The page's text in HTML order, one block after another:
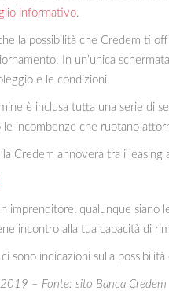
informativo.
la possibilità che Credem ti
In un’unica
e le condizioni.
è inclusa tutta una serie di
incombenze che ruotano
Credem annovera tra i leasing
imprenditore, qualunque siano
incontro alla tua capacità di
sono indicazioni sulla
– Fonte: sito Banca Credem